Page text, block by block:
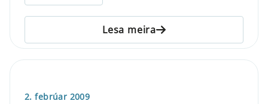
Lesa meira
2. febrúar 2009